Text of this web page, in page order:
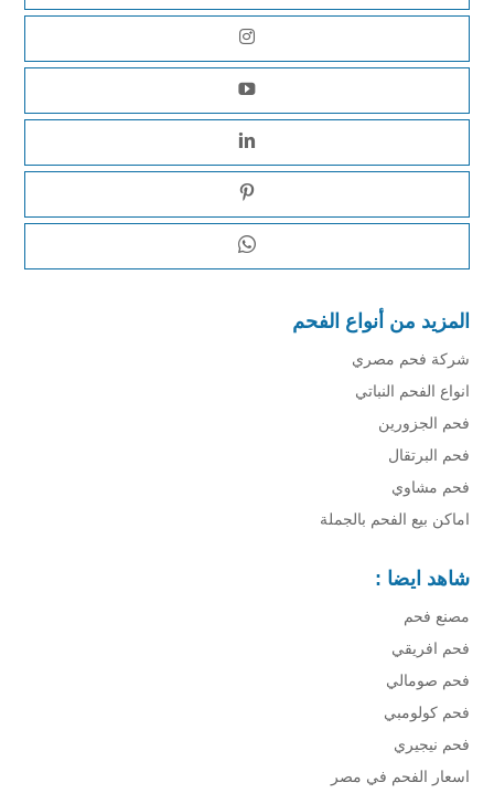
المزيد من أنواع الفحم
شركة فحم مصري
انواع الفحم النباتي
فحم الجزورين
فحم البرتقال
فحم مشاوي
اماكن بيع الفحم بالجملة
شاهد ايضا :
مصنع فحم
فحم افريقي
فحم صومالي
فحم كولومبي
فحم نيجيري
اسعار الفحم في مصر